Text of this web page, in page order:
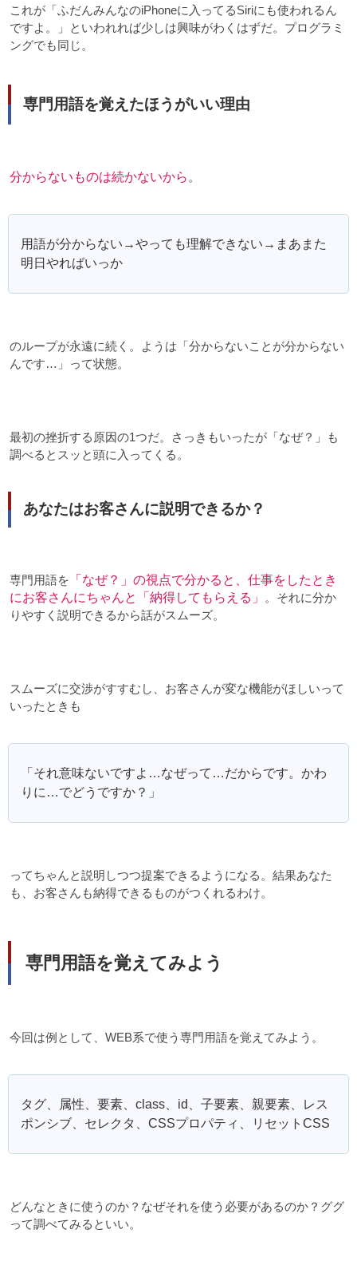
これが「ふだんみんなのiPhoneに入ってるSiriにも使われるん
ですよ。」といわれれば少しは興味がわくはずだ。プログラミ
ングでも同じ。
専門用語を覚えたほうがいい理由
分からないものは続かないから 。
用語が分からない→やっても理解できない→まあまた
明日やればいっか
のループが永遠に続く。ようは「分からないことが分からない
んです…」って状態。
最初の挫折する原因の1つだ。さっきもいったが「なぜ？」も
調べるとスッと頭に入ってくる。
あなたはお客さんに説明できるか？
専門用語を 「なぜ？」の視点で分かると、仕事をしたとき
にお客さんにちゃんと「納得してもらえる」
。それに分か
りやすく説明できるから話がスムーズ。
スムーズに交渉がすすむし、お客さんが変な機能がほしいって
いったときも
「それ意味ないですよ…なぜって…だからです。かわ
りに…でどうですか？」
ってちゃんと説明しつつ提案できるようになる。結果あなた
も、お客さんも納得できるものがつくれるわけ。
専門用語を覚えてみよう
今回は例として、WEB系で使う専門用語を覚えてみよう。
タグ、属性、要素、class、id、子要素、親要素、レス
ポンシブ、セレクタ、CSSプロパティ、リセットCSS
どんなときに使うのか？なぜそれを使う必要があるのか？ググ
って調べてみるといい。